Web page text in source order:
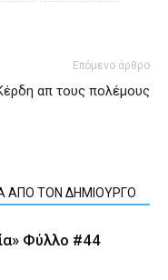
Επόμενο άρθρο
απ τους πολέμους
ΑΠΟ ΤΟΝ ΔΗΜΙΟΥΡΓΟ
Φύλλο #44